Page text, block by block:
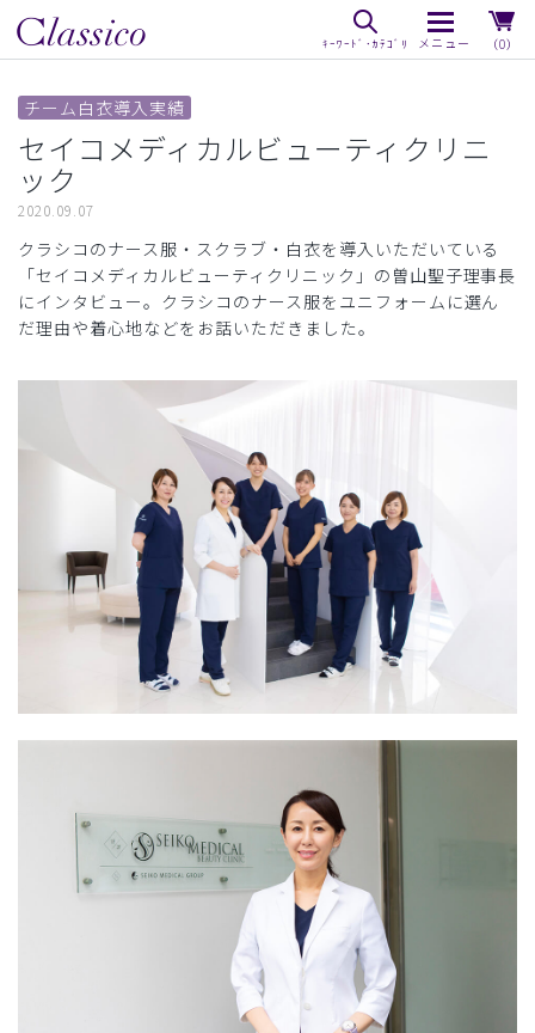
（0）
チーム白衣導入実績
セイコメディカルビューティクリニ
ック
2020.09.07
クラシコのナース服・スクラブ・白衣を導入いただいている
「セイコメディカルビューティクリニック」の曽山聖子理事長
にインタビュー。クラシコのナース服をユニフォームに選ん
だ理由や着心地などをお話いただきました。